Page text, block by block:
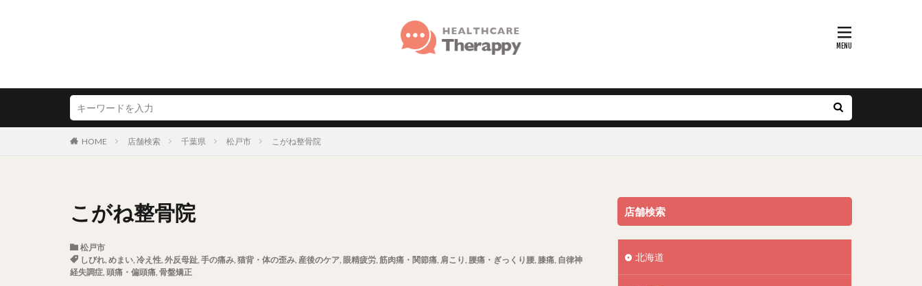
HOME 店舗検索 千葉県 松戸市 こがね整骨院
こがね整骨院
松戸市
しびれ, めまい, 冷え性, 外反母趾, 手の痛み, 猫背・体の歪み, 産後のケア, 眼精疲労, 筋肉痛・関節痛, 肩こり, 腰痛・ぎっくり腰, 膝痛, 自律神
経失調症, 頭痛・偏頭痛, 骨盤矯正
店舗検索
北海道